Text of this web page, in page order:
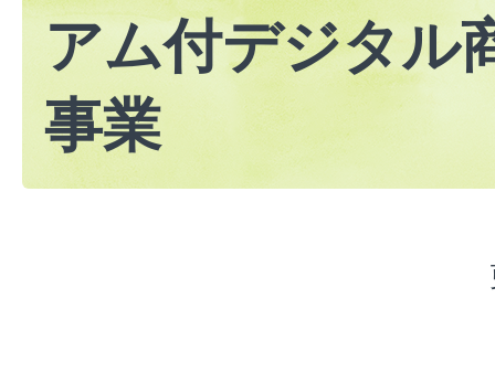
アム付デジタル
事業